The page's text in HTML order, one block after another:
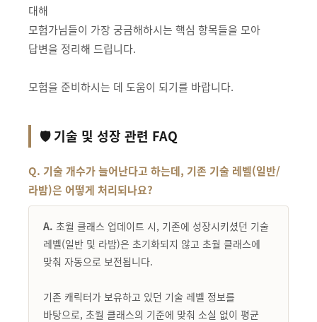
대해
모험가님들이 가장 궁금해하시는 핵심 항목들을 모아
답변을 정리해 드립니다.
모험을 준비하시는 데 도움이 되기를 바랍니다.
🛡️ 기술 및 성장 관련 FAQ
Q. 기술 개수가 늘어난다고 하는데, 기존 기술 레벨(일반/
라밤)은 어떻게 처리되나요?
A. 초월 클래스 업데이트 시, 기존에 성장시키셨던 기술
레벨(일반 및 라밤)은 초기화되지 않고 초월 클래스에
맞춰 자동으로 보전됩니다.
기존 캐릭터가 보유하고 있던 기술 레벨 정보를
바탕으로, 초월 클래스의 기준에 맞춰 소실 없이 평균